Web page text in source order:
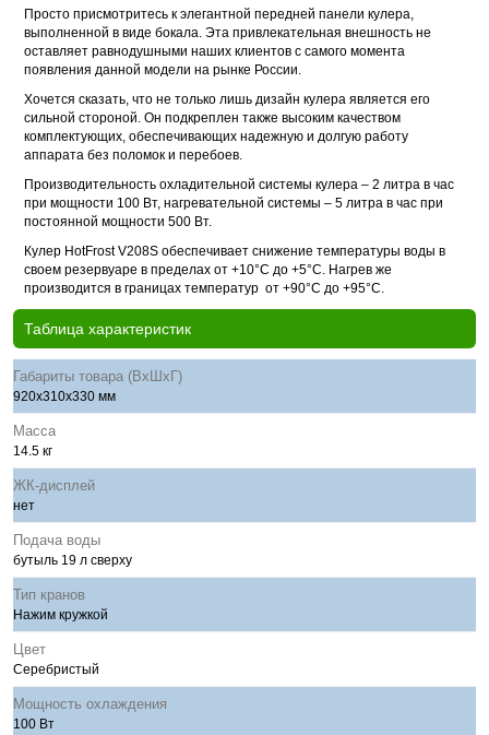
Просто присмотритесь к элегантной передней панели кулера,
выполненной в виде бокала. Эта привлекательная внешность не
оставляет равнодушными наших клиентов с самого момента
появления данной модели на рынке России.
Хочется сказать, что не только лишь дизайн кулера является его
сильной стороной. Он подкреплен также высоким качеством
комплектующих, обеспечивающих надежную и долгую работу
аппарата без поломок и перебоев.
Производительность охладительной системы кулера – 2 литра в час
при мощности 100 Вт, нагревательной системы – 5 литра в час при
постоянной мощности 500 Вт.
Кулер HotFrost V208S обеспечивает снижение температуры воды в
своем резервуаре в пределах от +10°С до +5°С. Нагрев же
производится в границах температур от +90°С до +95°С.
Таблица характеристик
Габариты товара (ВхШхГ)
920x310x330 мм
Масса
14.5 кг
ЖК-дисплей
нет
Подача воды
бутыль 19 л сверху
Тип кранов
Нажим кружкой
Цвет
Серебристый
Мощность охлаждения
100 Вт